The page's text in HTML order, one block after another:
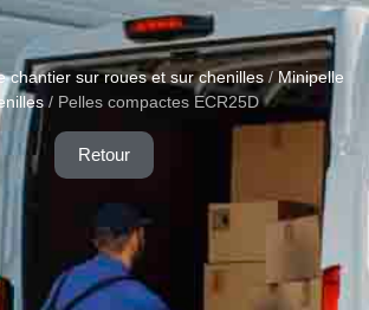
chantier sur roues et sur chenilles /Minipelle
/ Pelles compactes ECR25D
Retour